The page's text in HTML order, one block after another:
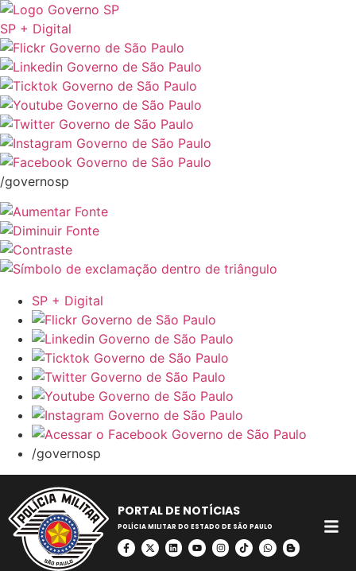
SP + Digital
/governosp
SP + Digital
/governosp
PORTAL DE NOTÍCIAS
POLÍCIA MILITAR DO ESTADO DE SÃO PAULO